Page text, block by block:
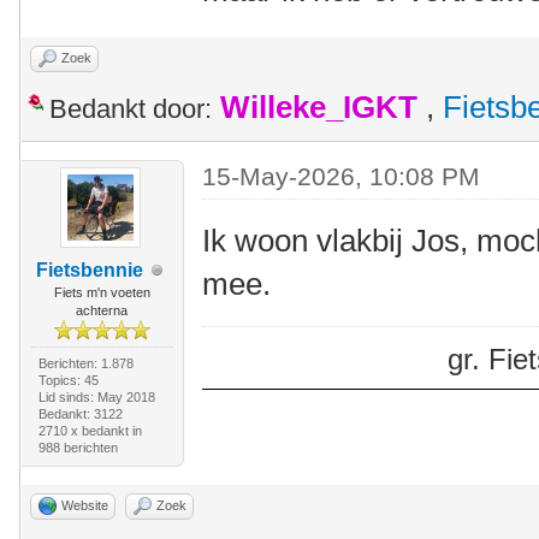
Zoek
Bedankt door: Willeke_IGKT ,
Fietsbennie
Fiets m'n voeten
achterna
Berichten: 1.878
Topics: 45
Lid sinds: May 2018
Bedankt: 3122
2710 x bedankt in
988 berichten
15-May-2026, 10:08 PM
Ik woon vlakbij Jos,
mee.
gr.
Website Zoek